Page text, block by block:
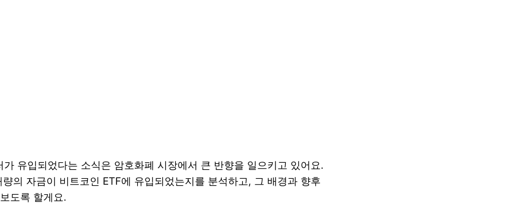
가 유입되었다는 소식은 암호화폐 시장에서 큰 반향을 일으키고 있어요.
의 자금이 비트코인 ETF에 유입되었는지를 분석하고, 그 배경과 향후
도록 할게요.